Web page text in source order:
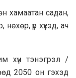
хамаатан садан,
үр хүүхэд, ач
хүн тэнэгрэл /
2050 он гэхэд